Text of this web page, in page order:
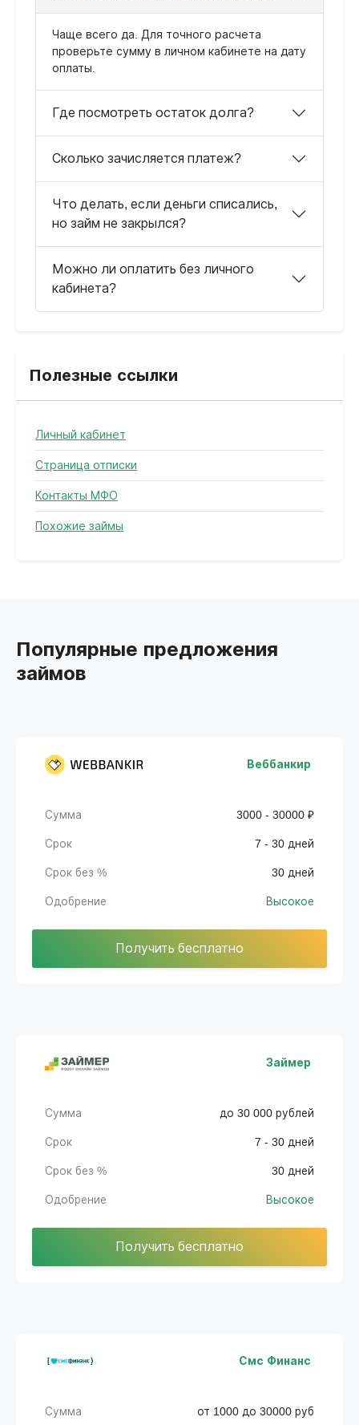
Чаще всего да. Для точного расчета
проверьте сумму в личном кабинете на дату
оплаты.
Где посмотреть остаток долга?
Сколько зачисляется платеж?
Что делать, если деньги списались,
но займ не закрылся?
Можно ли оплатить без личного
кабинета?
Полезные ссылки
Личный кабинет
Страница отписки
Контакты МФО
Похожие займы
Популярные предложения
займов
Веббанкир
Сумма 3000 - 30000 ₽
Срок 7 - 30 дней
Срок без % 30 дней
Одобрение Высокое
Получить бесплатно
Займер
Сумма до 30 000 рублей
Срок 7 - 30 дней
Срок без % 30 дней
Одобрение Высокое
Получить бесплатно
Смс Финанс
Сумма от 1000 до 30000 руб